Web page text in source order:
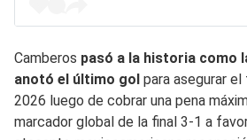
Camberos pasó a la historia como
anotó el último gol para asegurar
2026 luego de cobrar una pena
marcador global de la final 3-1 a